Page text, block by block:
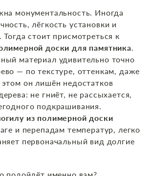
монументальность. Иногда
лёгкость установки и
Тогда стоит присмотреться к
доски для памятника.
материал удивительно точно
— по текстуре, оттенкам, даже
он лишён недостатков
не гниёт, не рассыхается,
подкрашивания.
из полимерной доски
и перепадам температур, легко
первоначальный вид долгие